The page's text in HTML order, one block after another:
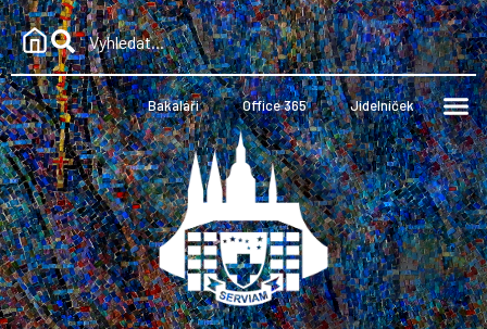
Bakaláři Office 365 Jídelníček